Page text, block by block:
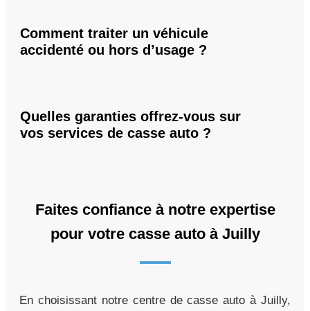
Comment traiter un véhicule
accidenté ou hors d’usage ?
Quelles garanties offrez-vous sur
vos services de casse auto ?
Faites confiance à notre expertise
pour votre casse auto à Juilly
En choisissant notre centre de casse auto à Juilly,